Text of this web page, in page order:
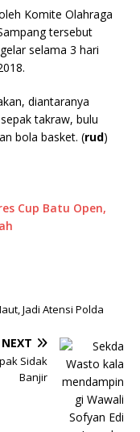
Komite Olahraga
tersebut
selama 3 hari
diantaranya
takraw, bulu
bola basket. (rud)
Cup Batu Open,
Jadi Atensi Polda
NEXT
Sidak
Banjir